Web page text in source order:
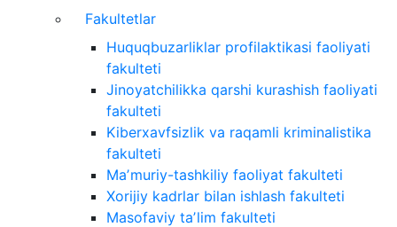
Fakultetlar
Huquqbuzarliklar profilaktikasi faoliyati
fakulteti
Jinoyatchilikka qarshi kurashish faoliyati
fakulteti
Kiberxavfsizlik va raqamli kriminalistika
fakulteti
Maʼmuriy-tashkiliy faoliyat fakulteti
Xorijiy kadrlar bilan ishlash fakulteti
Masofaviy taʼlim fakulteti